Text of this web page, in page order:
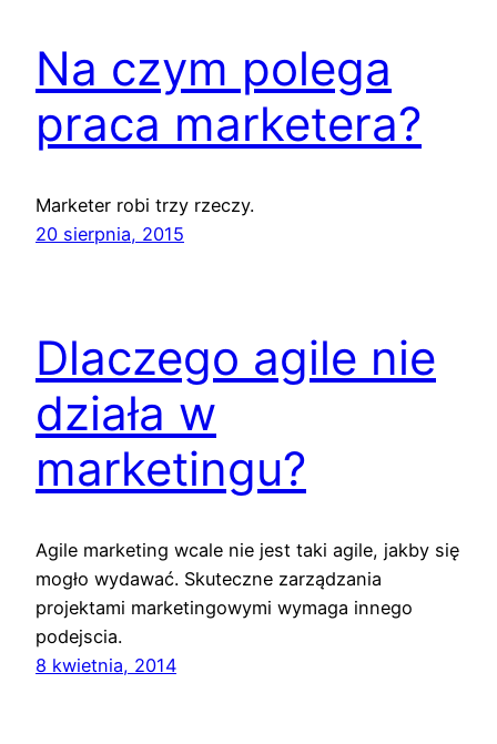
Na czym polega
praca marketera?
Marketer robi trzy rzeczy.
20 sierpnia, 2015
Dlaczego agile nie
działa w
marketingu?
Agile marketing wcale nie jest taki agile, jakby się
mogło wydawać. Skuteczne zarządzania
projektami marketingowymi wymaga innego
podejscia.
8 kwietnia, 2014